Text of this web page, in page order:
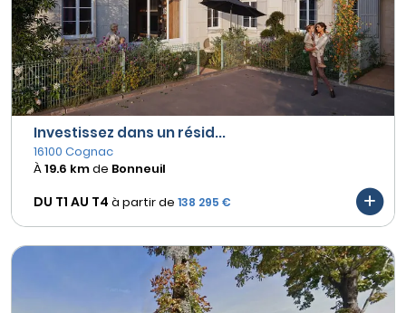
Investissez dans un résid...
16100 Cognac
À19.6 kmde Bonneuil
DU T1 AU T4 à partir de 138 295 €